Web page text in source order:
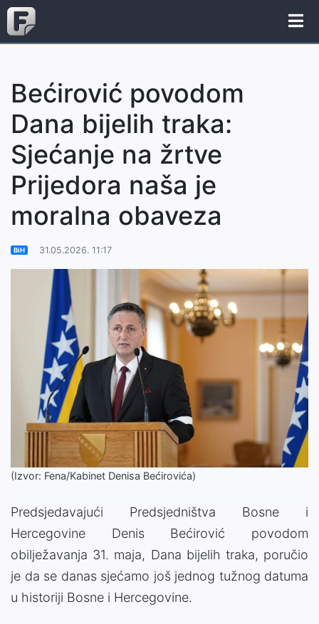
Bećirović povodom
Dana bijelih traka:
Sjećanje na žrtve
Prijedora naša je
moralna obaveza
BiH 31.05.2026. 11:17
(Izvor: Fena/Kabinet Denisa Bećirovića)
Predsjedavajući Predsjedništva Bosne i
Hercegovine Denis Bećirović povodom
obilježavanja 31. maja, Dana bijelih traka, poručio
je da se danas sjećamo još jednog tužnog datuma
u historiji Bosne i Hercegovine.